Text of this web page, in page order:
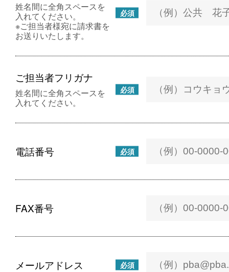
必須
姓名間に全角スペースを
入れてください。
※ご担当者様宛に請求書を
お送りいたします。
ご担当者フリガナ
必須
姓名間に全角スペースを
入れてください。
電話番号 必須
FAX番号
メールアドレス 必須